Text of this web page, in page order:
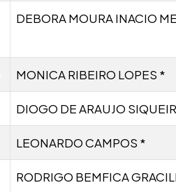
DEBORA MOURA INACIO
MONICA RIBEIRO LOPES *
DIOGO DE ARAUJO
LEONARDO CAMPOS *
RODRIGO BEMFICA